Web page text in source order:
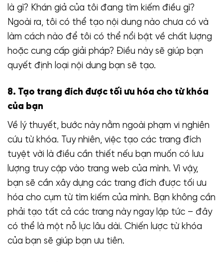
là gì? Khán giả của tôi đang tìm kiếm điều gì?
Ngoài ra, tôi có thể tạo nội dung nào chưa có và
làm cách nào để tôi có thể nổi bật về chất lượng
hoặc cung cấp giải pháp? Điều này sẽ giúp bạn
quyết định loại nội dung bạn sẽ tạo.
8. Tạo trang đích được tối ưu hóa cho từ khóa
của bạn
Về lý thuyết, bước này nằm ngoài phạm vi nghiên
cứu từ khóa. Tuy nhiên, việc tạo các trang đích
tuyệt vời là điều cần thiết nếu bạn muốn có lưu
lượng truy cập vào trang web của mình. Vì vậy,
bạn sẽ cần xây dựng các trang đích được tối ưu
hóa cho cụm từ tìm kiếm của mình. Bạn không cần
phải tạo tất cả các trang này ngay lập tức – đây
có thể là một nỗ lực lâu dài. Chiến lược từ khóa
của bạn sẽ giúp bạn ưu tiên.